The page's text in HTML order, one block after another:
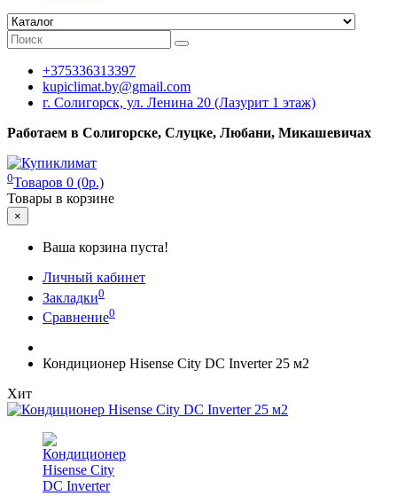
+375336313397
kupiclimat.by@gmail.com
г. Солигорск, ул. Ленина 20 (Лазурит 1 этаж)
Работаем в Солигорске, Слуцке, Любани, Микашевичах
0Товаров 0 (0р.)
Товары в корзине
×
Ваша корзина пуста!
Личный кабинет
Закладки0
Сравнение0
Кондиционер Hisense City DC Inverter 25 м2
Хит